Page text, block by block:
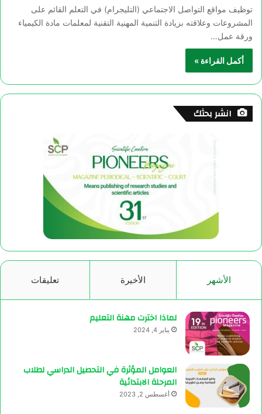
توظيف مواقع التواصل الاجتماعي (التليجرام) في التعلم القائم على
المشروعات وعلاقته بزيادة التنمية المهنية التقنية لمعلمات مادة الكيمياء
ورقة عمل…
أكمل القراءة »
انشر بحثك
الأشهر الأخيرة تعليقات
لماذا اخترت مهنة التعليم
يناير 4, 2024
العوامل المؤثرة في التحصيل الدراسي لطلاب
المرحلة الابتدائية
أغسطس 2, 2023